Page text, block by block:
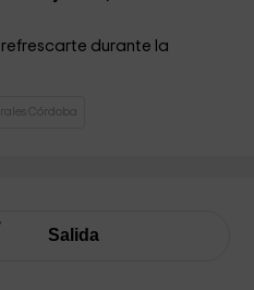
durante la
Córdoba